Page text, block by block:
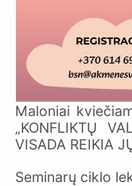
Maloniai
„KONFLIKTŲ
VISADA REIKIA
Seminarų ciklo